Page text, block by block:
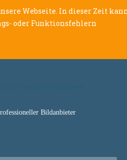
Webseite. In dieser Zeit
oder Funktionsfehlern
Bildanbieter